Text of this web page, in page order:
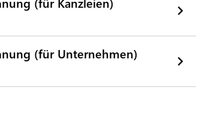
(für Unternehmen)